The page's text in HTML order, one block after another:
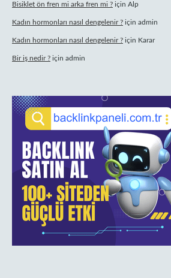
Bisiklet ön fren mi arka fren mi ? için Alp
Kadın hormonları nasıl dengelenir ? için admin
Kadın hormonları nasıl dengelenir ? için Karar
Bir iş nedir ? için admin